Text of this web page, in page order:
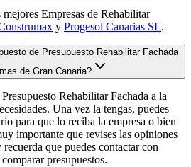
Empresas de Rehabilitar
y Progesol Canarias SL.
de Presupuesto Rehabilitar Fachada
de Gran Canaria?
Rehabilitar Fachada a la
Una vez la tengas, puedes
para que lo reciba la empresa o bien
importante que revises las opiniones
que puedes contactar con
presupuestos.